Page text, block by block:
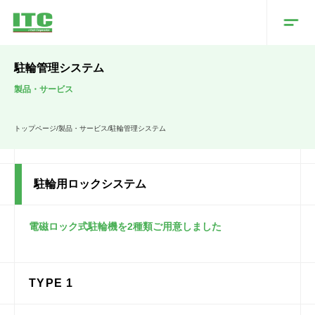
駐輪管理システム
製品・サービス
トップページ/製品・サービス/駐輪管理システム
駐輪用ロックシステム
電磁ロック式駐輪機を2種類ご用意しました
TYPE 1